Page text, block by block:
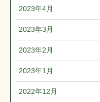
2023年4月
2023年3月
2023年2月
2023年1月
2022年12月